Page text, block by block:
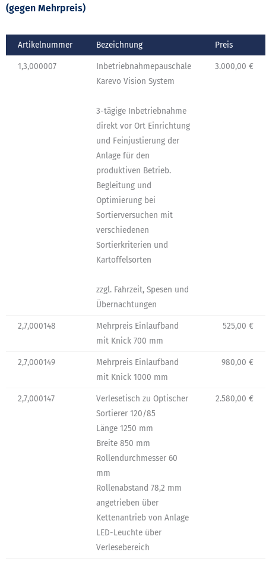
(gegen Mehrpreis)
Artikelnummer Bezeichnung Preis
1,3,000007
Inbetriebnahmepauschale
Karevo Vision System
3-tägige Inbetriebnahme
direkt vor Ort Einrichtung
und Feinjustierung der
Anlage für den
produktiven Betrieb.
Begleitung und
Optimierung bei
Sortierversuchen mit
verschiedenen
Sortierkriterien und
Kartoffelsorten
zzgl. Fahrzeit, Spesen und
Übernachtungen
3.000,00 €
2,7,000148
Mehrpreis Einlaufband
mit Knick 700 mm
525,00 €
2,7,000149
Mehrpreis Einlaufband
mit Knick 1000 mm
980,00 €
2,7,000147
Verlesetisch zu Optischer
Sortierer 120/85
Länge 1250 mm
Breite 850 mm
Rollendurchmesser 60
mm
Rollenabstand 78,2 mm
angetrieben über
Kettenantrieb von Anlage
LED-Leuchte über
Verlesebereich
2.580,00 €